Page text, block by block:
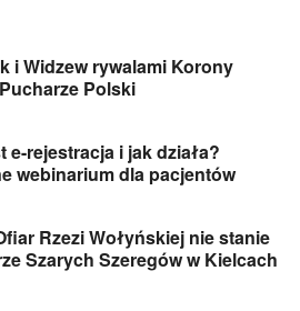
i Widzew rywalami Korony
Polski
e-rejestracja i jak działa?
webinarium dla pacjentów
Rzezi Wołyńskiej nie stanie
Szarych Szeregów w Kielcach